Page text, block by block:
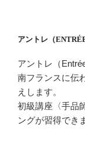
アントレ（
アントレ（
南フランスに伝
えします。
初級講座〈手品
ングが習得でき